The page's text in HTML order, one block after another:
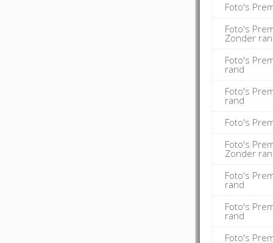
Foto's
Foto's
Zonder
Foto's
rand
Foto's
rand
Foto's
Foto's
Zonder
Foto's
rand
Foto's
rand
Foto's